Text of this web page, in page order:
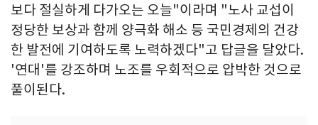
보다 절실하게 다가오는 오늘"이라며 "노사 교섭이
정당한 보상과 함께 양극화 해소 등 국민경제의 건강
한 발전에 기여하도록 노력하겠다"고 답글을 달았다.
'연대'를 강조하며 노조를 우회적으로 압박한 것으로
풀이된다.